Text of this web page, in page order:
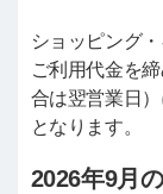
ショッピング
ご利用代金を
合は翌営業日
となります。
2026年9月